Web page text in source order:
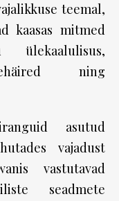
teemal,
kaasas mitmed
ning
asutud
vajadust
vastutavad
seadmete